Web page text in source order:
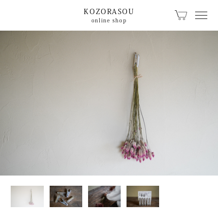
KOZORASOU
online shop
カテゴリから探す
こぞらのおやつ
ベビー用品
珈琲・器具
生活日用品 籠